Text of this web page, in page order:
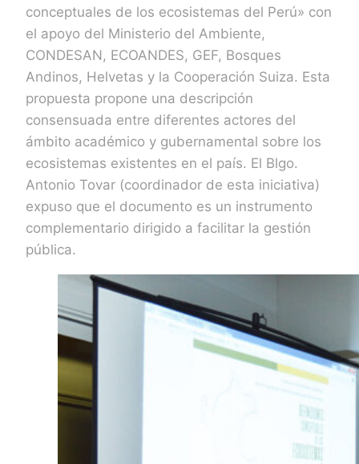
conceptuales de los ecosistemas del Perú» con
el apoyo del Ministerio del Ambiente,
CONDESAN, ECOANDES, GEF, Bosques
Andinos, Helvetas y la Cooperación Suiza. Esta
propuesta propone una descripción
consensuada entre diferentes actores del
ámbito académico y gubernamental sobre los
ecosistemas existentes en el país. El Blgo.
Antonio Tovar (coordinador de esta iniciativa)
expuso que el documento es un instrumento
complementario dirigido a facilitar la gestión
pública.